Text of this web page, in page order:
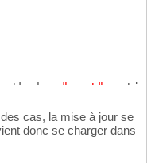
= "post"
=
cas, la mise à jour se
donc se charger dans